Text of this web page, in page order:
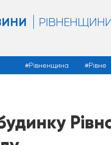
Рівненщина Рівне